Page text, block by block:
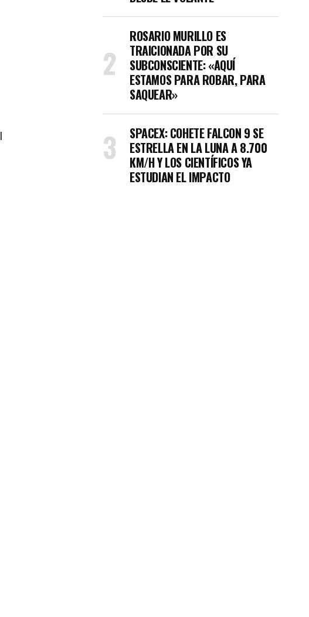
ROSARIO MURILLO ES
TRAICIONADA POR SU
SUBCONSCIENTE: «AQUÍ
ESTAMOS PARA ROBAR, PARA
SAQUEAR»
SPACEX: COHETE FALCON 9 SE
ESTRELLA EN LA LUNA A 8.700
KM/H Y LOS CIENTÍFICOS YA
ESTUDIAN EL IMPACTO